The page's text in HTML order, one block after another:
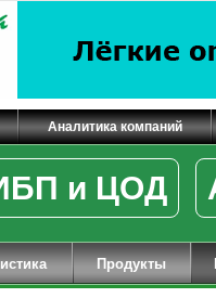
Аналитика компаний
и ЦОД
Продукты